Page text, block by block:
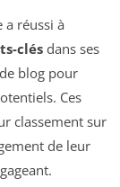
a réussi à
clés dans ses
blog pour
Ces
classement sur
de leur